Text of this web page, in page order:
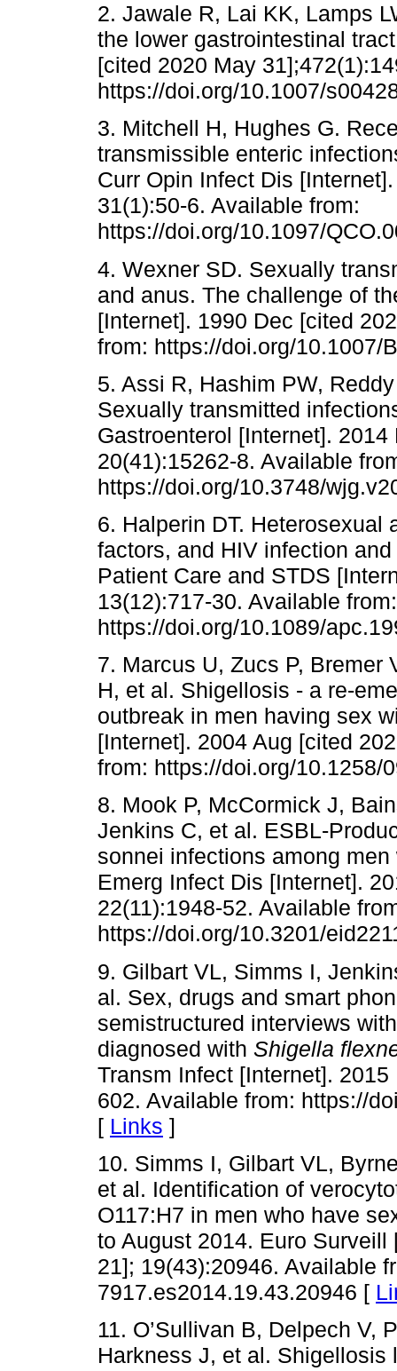
2. Jawale R, Lai KK, Lamps
the lower gastrointestinal
[cited 2020 May
https://doi.org/10.1007/
3. Mitchell H, Hughes G.
transmissible enteric
Curr Opin Infect Dis
31(1):50-6. Available from:
https://doi.org/10.1097/
4. Wexner SD. Sexually
and anus. The challenge of
[Internet]. 1990 Dec [cited
from: https://doi.org/10.1007/
5. Assi R, Hashim PW,
Sexually transmitted
Gastroenterol [Internet].
20(41):15262-8. Available
https://doi.org/10.3748/
6. Halperin DT. Heterosexual
factors, and HIV infection
Patient Care and STDS
13(12):717-30. Available from:
https://doi.org/10.1089/
7. Marcus U, Zucs P, Bremer
H, et al. Shigellosis - a re-
outbreak in men having sex
[Internet]. 2004 Aug [cited
from: https://doi.org/10.1258/
8. Mook P, McCormick J,
Jenkins C, et al. ESBL-
sonnei infections among
Emerg Infect Dis [Internet].
22(11):1948-52. Available
https://doi.org/10.3201/
9. Gilbart VL, Simms I,
al. Sex, drugs and smart
semistructured interviews
diagnosed with Shigella
Transm Infect [Internet].
602. Available from: https://
[ Links ]
10. Simms I, Gilbart VL,
et al. Identification of
O117:H7 in men who have
to August 2014. Euro
21]; 19(43):20946. Available
7917.es2014.19.43.20946 [
11. O’Sullivan B, Delpech V,
Harkness J, et al.